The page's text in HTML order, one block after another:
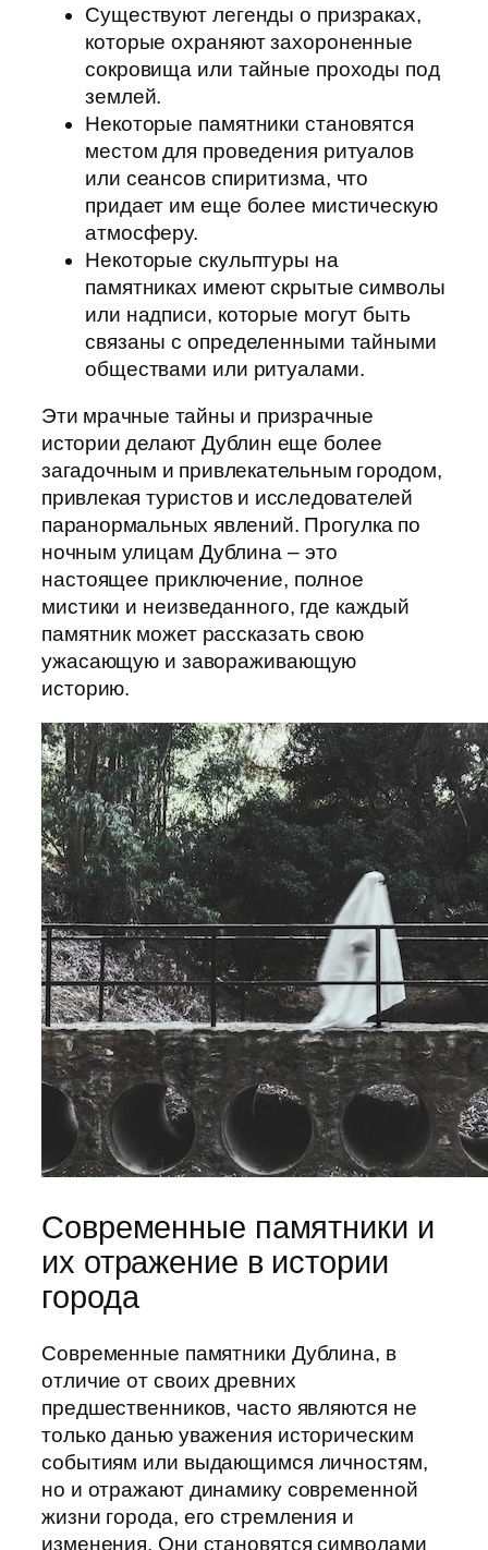
Существуют легенды о призраках,
которые охраняют захороненные
сокровища или тайные проходы под
землей.
Некоторые памятники становятся
местом для проведения ритуалов
или сеансов спиритизма, что
придает им еще более мистическую
атмосферу.
Некоторые скульптуры на
памятниках имеют скрытые символы
или надписи, которые могут быть
связаны с определенными тайными
обществами или ритуалами.
Эти мрачные тайны и призрачные
истории делают Дублин еще более
загадочным и привлекательным городом,
привлекая туристов и исследователей
паранормальных явлений. Прогулка по
ночным улицам Дублина – это
настоящее приключение, полное
мистики и неизведанного, где каждый
памятник может рассказать свою
ужасающую и завораживающую
историю.
Современные памятники и
их отражение в истории
города
Современные памятники Дублина, в
отличие от своих древних
предшественников, часто являются не
только данью уважения историческим
событиям или выдающимся личностям,
но и отражают динамику современной
жизни города, его стремления и
изменения. Они становятся символами